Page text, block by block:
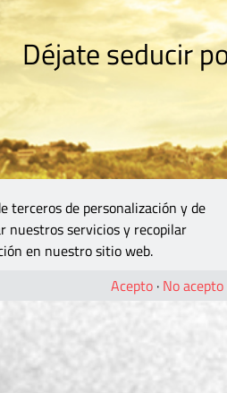
Déjate seducir
terceros de personalización y de
nuestros servicios y recopilar
en nuestro sitio web.
Acepto · No acepto